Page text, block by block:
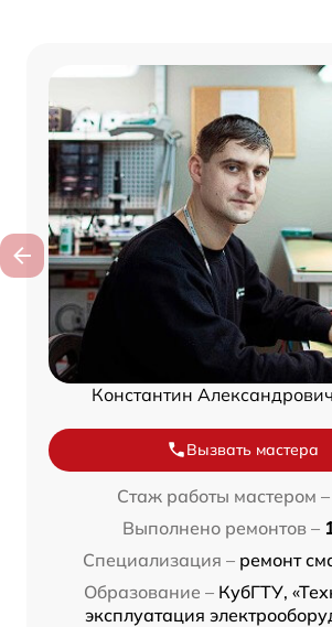
Константин
Вызвать мастера
Стаж работы мастером –
Выполнено ремонтов –
Специализация – ремонт
Образование – КубГТУ,
эксплуатация